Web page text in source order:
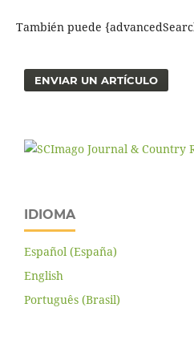
También puede
ENVIAR UN ARTÍCULO
IDIOMA
Español (España)
English
Português (Brasil)